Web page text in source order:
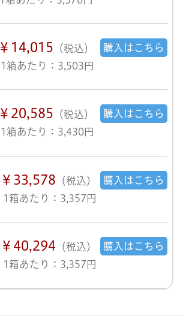
￥14,015 （税込）
1箱あたり：3,503円
購入はこちら
￥20,585 （税込）
1箱あたり：3,430円
購入はこちら
￥33,578 （税込）
1箱あたり：3,357円
購入はこちら
￥40,294（税込）
1箱あたり：3,357円
購入はこちら